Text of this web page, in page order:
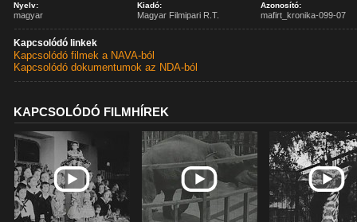
Nyelv:
magyar
Kiadó:
Magyar Filmipari R.T.
Azonosító:
mafirt_kronika-099-07
Kapcsolódó linkek
Kapcsolódó filmek a NAVA-ból
Kapcsolódó dokumentumok az NDA-ból
KAPCSOLÓDÓ FILMHÍREK